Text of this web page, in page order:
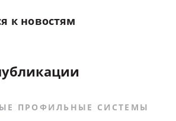
к новостям
ПРОФИЛЬНЫЕ СИСТЕМЫ